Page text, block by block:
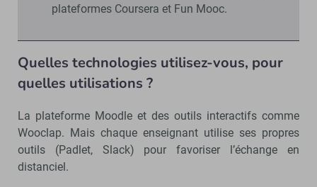
plateformes Coursera et Fun Mooc.
Quelles technologies utilisez-vous, pour
quelles utilisations ?
La plateforme Moodle et des outils interactifs comme
Wooclap. Mais chaque enseignant utilise ses propres
outils (Padlet, Slack) pour favoriser l’échange en
distanciel.